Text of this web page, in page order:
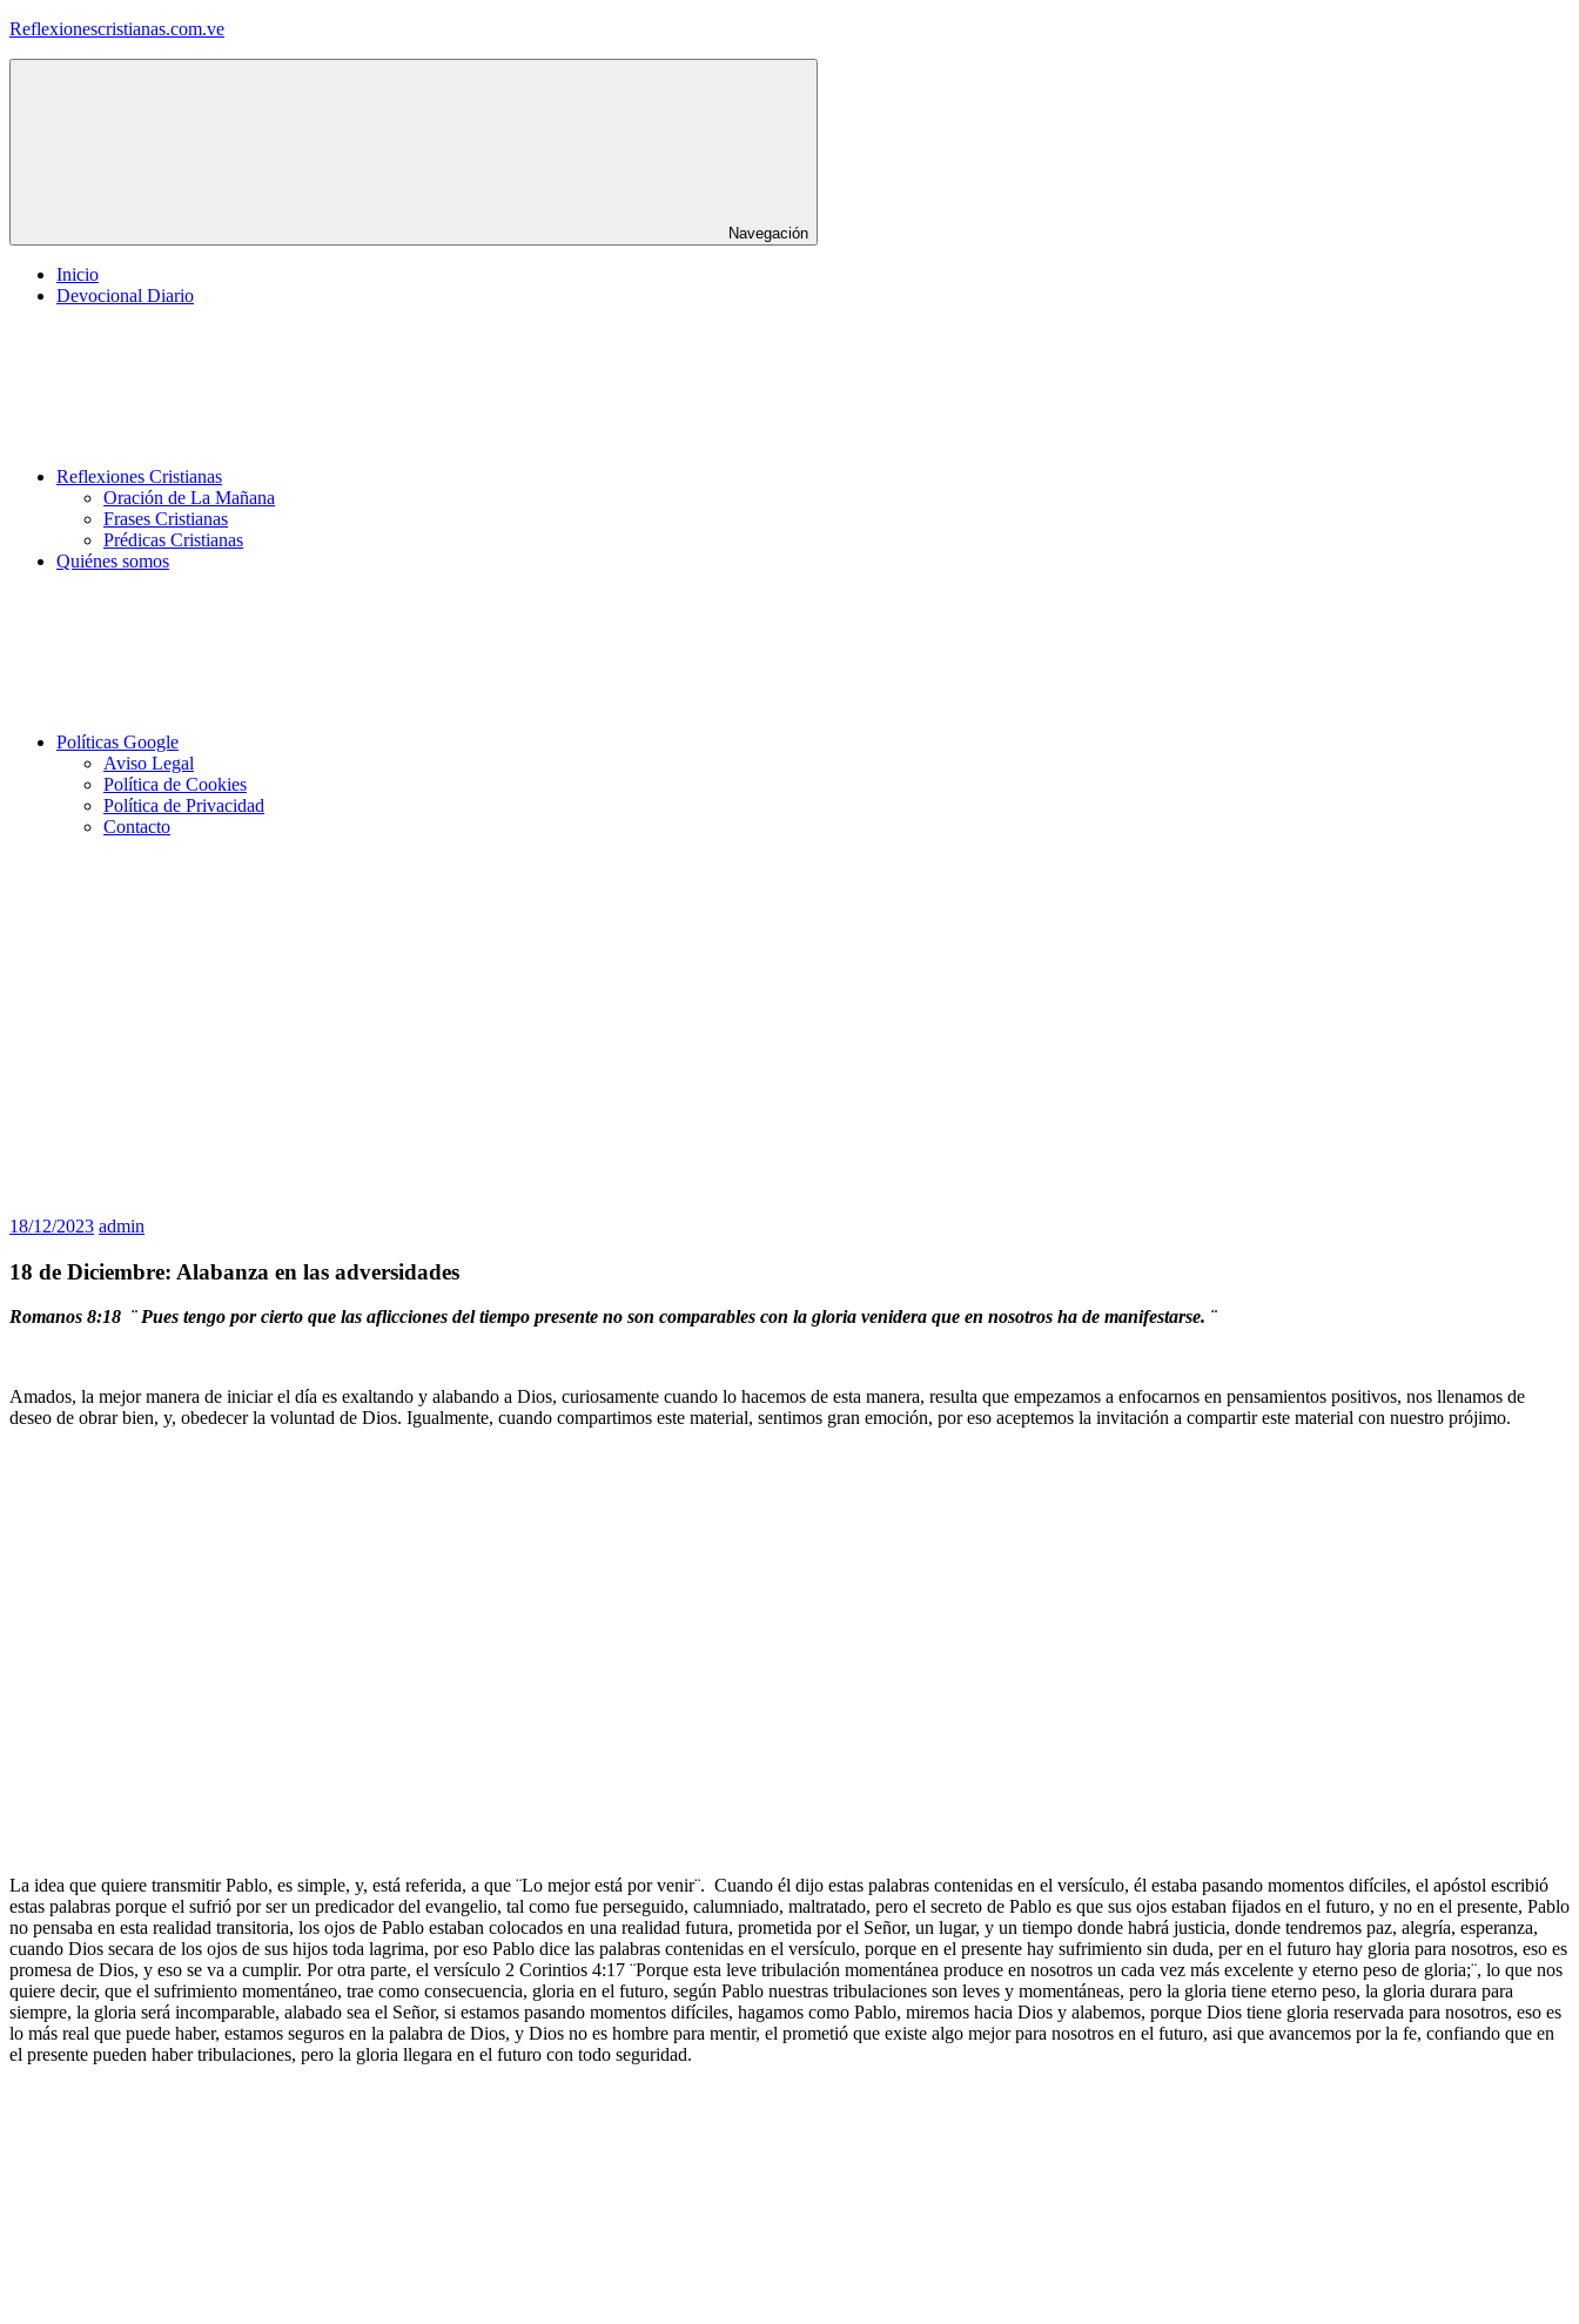
Saltar
Reflexionescristianas.com.ve
Navegación
Inicio
Devocional Diario
Reflexiones Cristianas
Oración de La Mañana
Frases Cristianas
Prédicas Cristianas
Quiénes somos
Políticas Google
Aviso Legal
Política de Cookies
Política de Privacidad
Contacto
18/12/2023 admin
18 de Diciembre: Alabanza en las adversidades
Romanos 8:18 ¨ Pues tengo por cierto que las aflicciones del tiempo presente no son comparables con la gloria venidera que en nosotros ha de manifestarse. ¨
Amados, la mejor manera de iniciar el día es exaltando y alabando a Dios, curiosamente cuando lo hacemos de esta manera, resulta que empezamos a enfocarnos en pensamientos positivos, nos llenamos de
deseo de obrar bien, y, obedecer la voluntad de Dios. Igualmente, cuando compartimos este material, sentimos gran emoción, por eso aceptemos la invitación a compartir este material con nuestro prójimo.
La idea que quiere transmitir Pablo, es simple, y, está referida, a que ¨Lo mejor está por venir¨. Cuando él dijo estas palabras contenidas en el versículo, él estaba pasando momentos difíciles, el apóstol escribió
estas palabras porque el sufrió por ser un predicador del evangelio, tal como fue perseguido, calumniado, maltratado, pero el secreto de Pablo es que sus ojos estaban fijados en el futuro, y no en el presente, Pablo
no pensaba en esta realidad transitoria, los ojos de Pablo estaban colocados en una realidad futura, prometida por el Señor, un lugar, y un tiempo donde habrá justicia, donde tendremos paz, alegría, esperanza,
cuando Dios secara de los ojos de sus hijos toda lagrima, por eso Pablo dice las palabras contenidas en el versículo, porque en el presente hay sufrimiento sin duda, per en el futuro hay gloria para nosotros, eso es
promesa de Dios, y eso se va a cumplir. Por otra parte, el versículo 2 Corintios 4:17 ¨Porque esta leve tribulación momentánea produce en nosotros un cada vez más excelente y eterno peso de gloria;¨, lo que nos
quiere decir, que el sufrimiento momentáneo, trae como consecuencia, gloria en el futuro, según Pablo nuestras tribulaciones son leves y momentáneas, pero la gloria tiene eterno peso, la gloria durara para
siempre, la gloria será incomparable, alabado sea el Señor, si estamos pasando momentos difíciles, hagamos como Pablo, miremos hacia Dios y alabemos, porque Dios tiene gloria reservada para nosotros, eso es
lo más real que puede haber, estamos seguros en la palabra de Dios, y Dios no es hombre para mentir, el prometió que existe algo mejor para nosotros en el futuro, asi que avancemos por la fe, confiando que en
el presente pueden haber tribulaciones, pero la gloria llegara en el futuro con todo seguridad.